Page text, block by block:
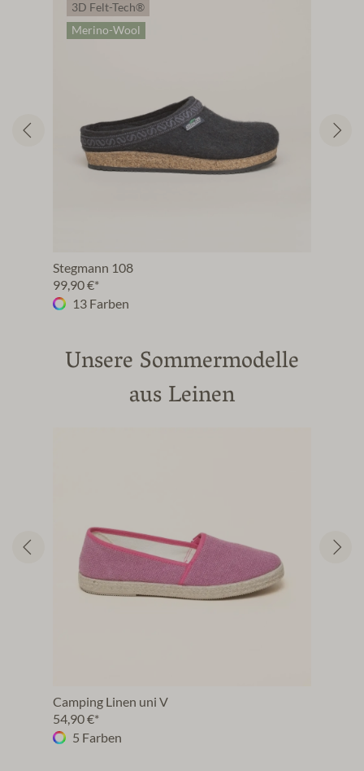
3D Felt-Tech®
Merino-Wool
Stegmann 108
99,90 €*
13 Farben
Unsere Sommermodelle
aus Leinen
Camping Linen uni V
54,90 €*
5 Farben